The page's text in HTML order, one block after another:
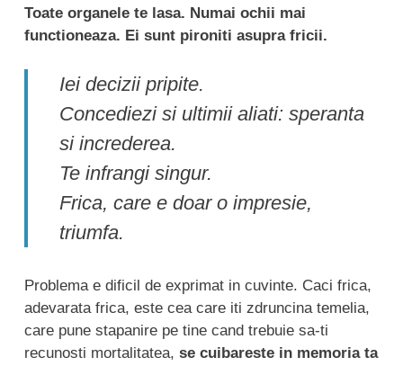
Toate organele te lasa. Numai ochii mai
functioneaza. Ei sunt pironiti asupra fricii.
Iei decizii pripite.
Concediezi si ultimii aliati: speranta
si increderea.
Te infrangi singur.
Frica, care e doar o impresie,
triumfa.
Problema e dificil de exprimat in cuvinte. Caci frica,
adevarata frica, este cea care iti zdruncina temelia,
care pune stapanire pe tine cand trebuie sa-ti
recunosti mortalitatea, se cuibareste in memoria ta